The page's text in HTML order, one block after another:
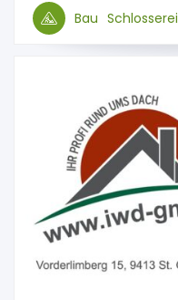
Bau Schlosserei